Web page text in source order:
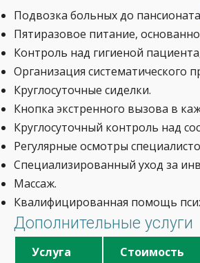
Подвозка больных до
Пятиразовое питание,
Контроль над гигиеной
Организация систематического
Круглосуточные сиделки.
Кнопка экстренного вызова в
Круглосуточный контроль над
Регулярные осмотры
Специализированный уход за
Массаж.
Квалифицированная помощь
Дополнительные услуги
Услуга Стоимость